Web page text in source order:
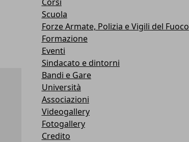
Scuola
Forze Armate, Polizia e Vigili del Fuoco
Formazione
Eventi
Sindacato e dintorni
Bandi e Gare
Università
Associazioni
Videogallery
Fotogallery
Credito